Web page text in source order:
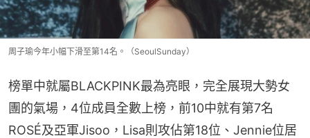
周子瑜今年小幅下滑至第14名。（SeoulSunday）
榜單中就屬BLACKPINK最為亮眼，完全展現大勢女
團的氣場，4位成員全數上榜，前10中就有第7名
ROSÉ及亞軍Jisoo，Lisa則攻佔第18位、Jennie位居